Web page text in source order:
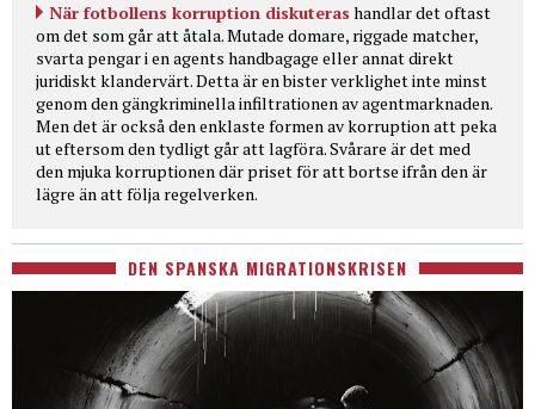
När fotbollens korruption diskuteras handlar det oftast
om det som går att åtala. Mutade domare, riggade matcher,
svarta pengar i en agents handbagage eller annat direkt
juridiskt klandervärt. Detta är en bister verklighet inte minst
genom den gängkriminella infiltrationen av agentmarknaden.
Men det är också den enklaste formen av korruption att peka
ut eftersom den tydligt går att lagföra. Svårare är det med
den mjuka korruptionen där priset för att bortse ifrån den är
lägre än att följa regelverken.
DEN SPANSKA MIGRATIONSKRISEN